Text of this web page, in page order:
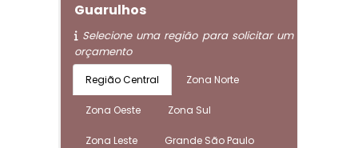
Guarulhos
Selecione uma região para solicitar um
orçamento
Região Central Zona Norte
Zona Oeste Zona Sul
Zona Leste Grande São Paulo